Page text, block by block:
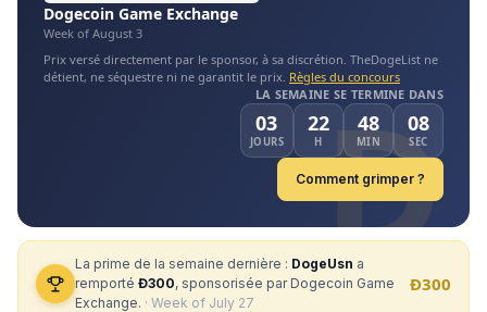
Đ
Dogecoin Game Exchange
Week of August 3
Prix versé directement par le sponsor, à sa discrétion. TheDogeList ne
détient, ne séquestre ni ne garantit le prix. Règles du concours
LA SEMAINE SE TERMINE DANS
03
JOURS
22
H
48
MIN
08
SEC
Comment grimper ?
La prime de la semaine dernière : DogeUsn a
remporté Đ300, sponsorisée par Dogecoin Game
Exchange. · Week of July 27
Đ300